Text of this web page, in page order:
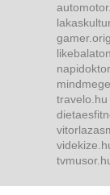
travelo.hu